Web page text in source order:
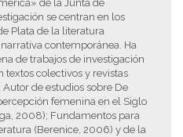
de la Junta de
se centran en los
Plata de la literatura
contemporánea. Ha
de trabajos de investigación
textos colectivos y revistas
de estudios sobre De
femenina en el Siglo
2008); Fundamentos para
(Berenice, 2006) y de la